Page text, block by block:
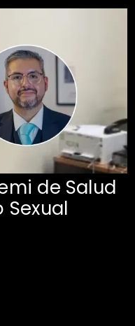
de Salud
Sexual